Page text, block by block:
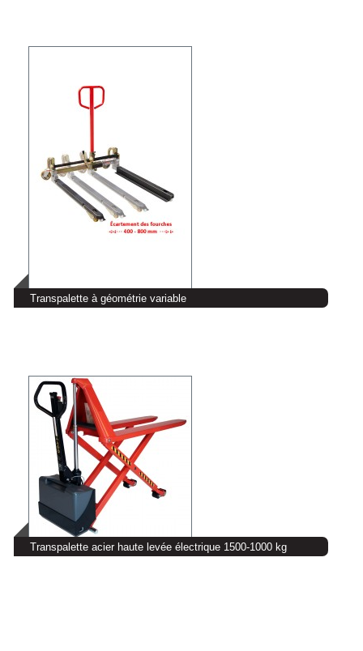
Transpalette à géométrie variable
Transpalette acier haute levée électrique 1500-1000 kg